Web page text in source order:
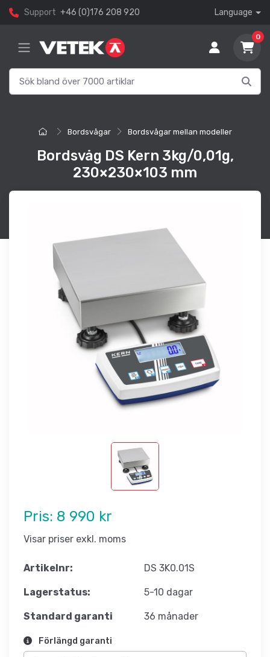
Support +46 (0)176 208 920 Language
0
Bordsvågar Bordsvågar mellan modeller
Bordsvåg DS Kern 3kg/0,01g,
230×230×103 mm
Pris: 8 990 kr
Visar priser exkl. moms
Artikelnr: DS 3K0.01S
Lagerstatus: 5-10 dagar
Standard garanti 36 månader
Förlängd garanti